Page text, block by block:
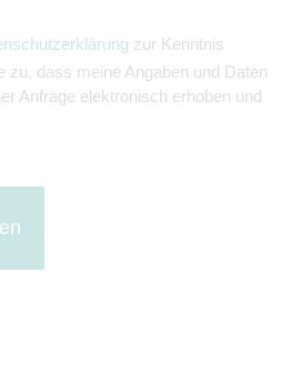
zur Kenntnis
zu, dass meine Angaben und Daten
Anfrage elektronisch erhoben und